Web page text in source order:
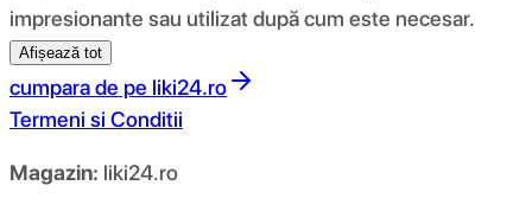
impresionante sau utilizat după cum este necesar.
Afișează tot
cumpara de pe liki24.ro
Termeni si Conditii
Magazin: liki24.ro